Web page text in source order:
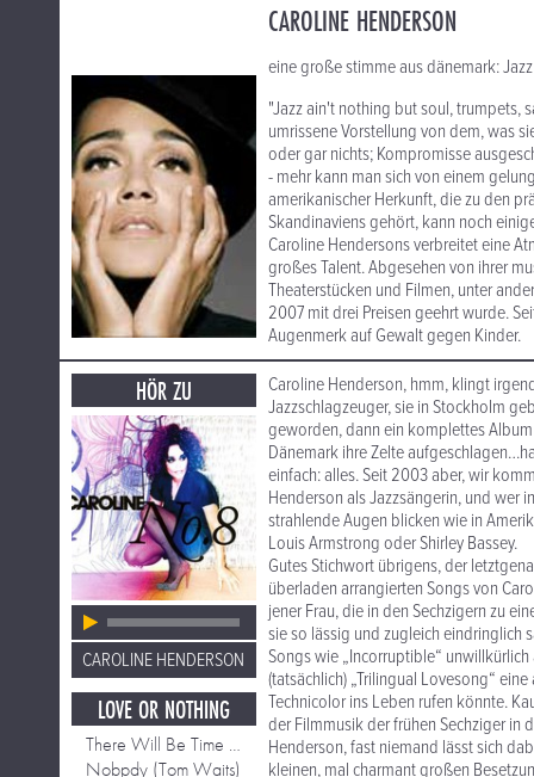
CAROLINE HENDERSON
eine große stimme aus dänemark:
"Jazz ain't nothing but soul, trumpets,
umrissene Vorstellung von dem, was
oder gar nichts; Kompromisse
- mehr kann man sich von einem
amerikanischer Herkunft, die zu den
Skandinaviens gehört, kann noch
Caroline Hendersons verbreitet eine
großes Talent. Abgesehen von ihrer
Theaterstücken und Filmen, unter
2007 mit drei Preisen geehrt wurde.
Augenmerk auf Gewalt gegen Kinder.
HÖR ZU
CAROLINE HENDERSON
LOVE OR NOTHING
There Will Be Time Enough for Rocking When We're O
Nobpdy (Tom Waits)
Caroline Henderson, hmm, klingt
Jazzschlagzeuger, sie in Stockholm
geworden, dann ein komplettes
Dänemark ihre Zelte
einfach: alles. Seit 2003 aber, wir
Henderson als Jazzsängerin, und wer
strahlende Augen blicken wie in
Louis Armstrong oder Shirley Bassey.
Gutes Stichwort übrigens, der
überladen arrangierten Songs von
jener Frau, die in den Sechzigern zu
sie so lässig und zugleich eindringlich
Songs wie „Incorruptible“
(tatsächlich) „Trilingual Lovesong“
Technicolor ins Leben rufen könnte.
der Filmmusik der frühen Sechziger in
Henderson, fast niemand lässt sich
kleinen, mal charmant großen